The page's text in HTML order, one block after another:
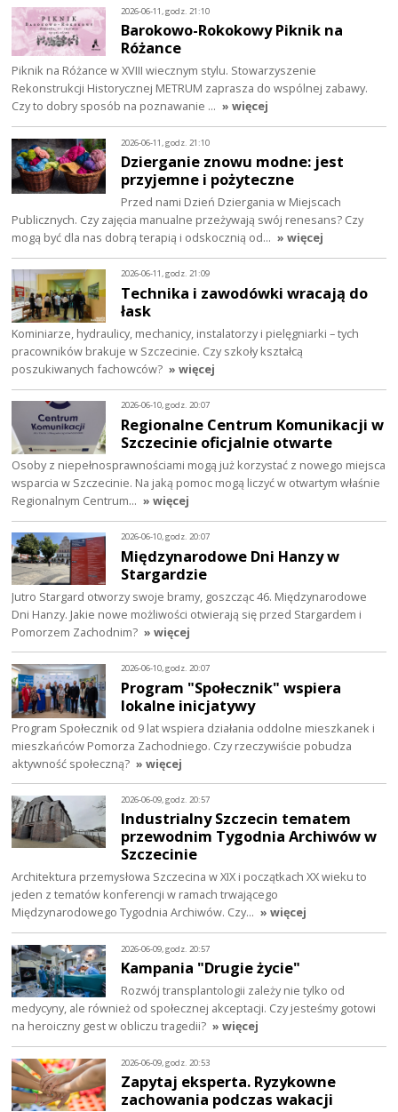
2026-06-11, godz. 21:10
Barokowo-Rokokowy Piknik na
Różance
Piknik na Różance w XVIII wiecznym stylu. Stowarzyszenie
Rekonstrukcji Historycznej METRUM zaprasza do wspólnej zabawy.
Czy to dobry sposób na poznawanie … » więcej
2026-06-11, godz. 21:10
Dzierganie znowu modne: jest
przyjemne i pożyteczne
Przed nami Dzień Dziergania w Miejscach
Publicznych. Czy zajęcia manualne przeżywają swój renesans? Czy
mogą być dla nas dobrą terapią i odskocznią od… » więcej
2026-06-11, godz. 21:09
Technika i zawodówki wracają do
łask
Kominiarze, hydraulicy, mechanicy, instalatorzy i pielęgniarki – tych
pracowników brakuje w Szczecinie. Czy szkoły kształcą
poszukiwanych fachowców? » więcej
2026-06-10, godz. 20:07
Regionalne Centrum Komunikacji w
Szczecinie oficjalnie otwarte
Osoby z niepełnosprawnościami mogą już korzystać z nowego miejsca
wsparcia w Szczecinie. Na jaką pomoc mogą liczyć w otwartym właśnie
Regionalnym Centrum… » więcej
2026-06-10, godz. 20:07
Międzynarodowe Dni Hanzy w
Stargardzie
Jutro Stargard otworzy swoje bramy, goszcząc 46. Międzynarodowe
Dni Hanzy. Jakie nowe możliwości otwierają się przed Stargardem i
Pomorzem Zachodnim? » więcej
2026-06-10, godz. 20:07
Program "Społecznik" wspiera
lokalne inicjatywy
Program Społecznik od 9 lat wspiera działania oddolne mieszkanek i
mieszkańców Pomorza Zachodniego. Czy rzeczywiście pobudza
aktywność społeczną? » więcej
2026-06-09, godz. 20:57
Industrialny Szczecin tematem
przewodnim Tygodnia Archiwów w
Szczecinie
Architektura przemysłowa Szczecina w XIX i początkach XX wieku to
jeden z tematów konferencji w ramach trwającego
Międzynarodowego Tygodnia Archiwów. Czy… » więcej
2026-06-09, godz. 20:57
Kampania "Drugie życie"
Rozwój transplantologii zależy nie tylko od
medycyny, ale również od społecznej akceptacji. Czy jesteśmy gotowi
na heroiczny gest w obliczu tragedii? » więcej
2026-06-09, godz. 20:53
Zapytaj eksperta. Ryzykowne
zachowania podczas wakacji